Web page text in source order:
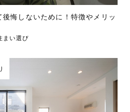
悔しないために！特徴やメリッ
まい選び